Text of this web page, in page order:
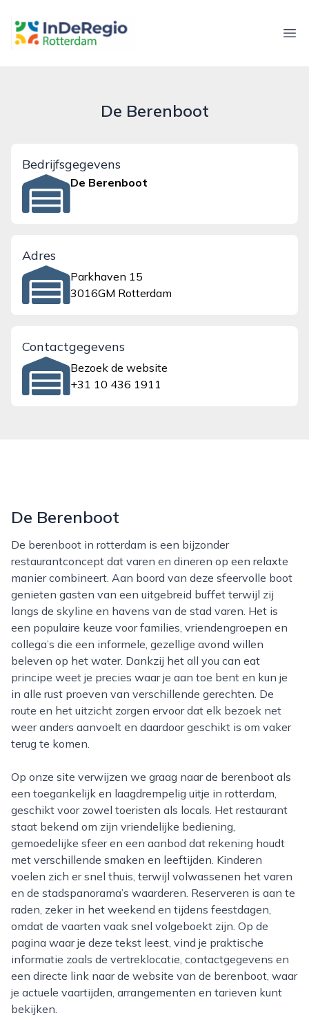
inderegiorotterdam.nl
De Berenboot
Bedrijfsgegevens
De Berenboot
Adres
Parkhaven 15
3016GM Rotterdam
Contactgegevens
Bezoek de website
+31 10 436 1911
De Berenboot
De berenboot in rotterdam is een bijzonder
restaurantconcept dat varen en dineren op een relaxte
manier combineert. Aan boord van deze sfeervolle boot
genieten gasten van een uitgebreid buffet terwijl zij
langs de skyline en havens van de stad varen. Het is
een populaire keuze voor families, vriendengroepen en
collega’s die een informele, gezellige avond willen
beleven op het water. Dankzij het all you can eat
principe weet je precies waar je aan toe bent en kun je
in alle rust proeven van verschillende gerechten. De
route en het uitzicht zorgen ervoor dat elk bezoek net
weer anders aanvoelt en daardoor geschikt is om vaker
terug te komen.
Op onze site verwijzen we graag naar de berenboot als
een toegankelijk en laagdrempelig uitje in rotterdam,
geschikt voor zowel toeristen als locals. Het restaurant
staat bekend om zijn vriendelijke bediening,
gemoedelijke sfeer en een aanbod dat rekening houdt
met verschillende smaken en leeftijden. Kinderen
voelen zich er snel thuis, terwijl volwassenen het varen
en de stadspanorama’s waarderen. Reserveren is aan te
raden, zeker in het weekend en tijdens feestdagen,
omdat de vaarten vaak snel volgeboekt zijn. Op de
pagina waar je deze tekst leest, vind je praktische
informatie zoals de vertreklocatie, contactgegevens en
een directe link naar de website van de berenboot, waar
je actuele vaartijden, arrangementen en tarieven kunt
bekijken.